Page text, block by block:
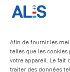
Afin de fournir les
telles que les cookies
votre appareil. Le fait
traiter des données
Signalement